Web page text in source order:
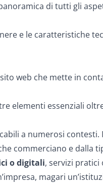
di tutti gli
e le caratteristiche
web che mette in
elementi essenziali
a numerosi
commerciano e dalla
o digitali, servizi pratici
magari